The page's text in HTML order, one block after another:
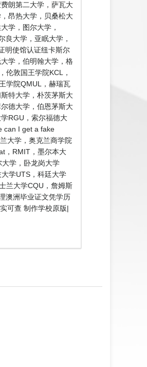
朗第二大学，萨瓦大
昂热大学，贝桑松大
学，图尔大学，
良大学，亚眠大学，
明使馆认证纽卡斯尔
学，伯明翰大学，格
伦敦国王学院KCL，
学院QMUL，赫瑞瓦
特大学，朴茨茅斯大
德大学，伯恩茅斯大
RGU，索尔福德大
can I get a fake
大学，奥克兰商学院
，RMIT，墨尔本大
学，卧龙岗大学
学UTS，科廷大学
兰大学CQU，詹姆斯
澳洲毕业证文凭学历
可查 制作学校原版|